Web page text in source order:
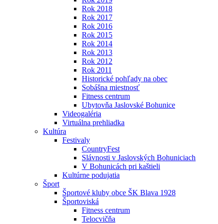
Rok 2018
Rok 2017
Rok 2016
Rok 2015
Rok 2014
Rok 2013
Rok 2012
Rok 2011
Historické pohľady na obec
Sobášna miestnosť
Fitness centrum
Ubytovňa Jaslovské Bohunice
Videogaléria
Virtuálna prehliadka
Kultúra
Festivaly
CountryFest
Slávnosti v Jaslovských Bohuniciach
V Bohunicách pri kaštieli
Kultúrne podujatia
Šport
Športové kluby obce ŠK Blava 1928
Športoviská
Fitness centrum
Telocvičňa